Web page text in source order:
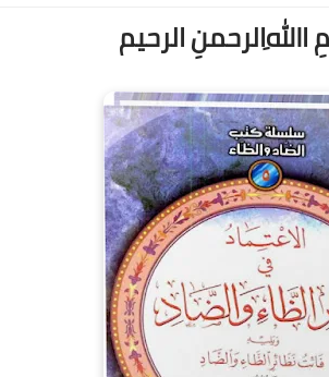
اﷲِالرحمنِ الرحيم